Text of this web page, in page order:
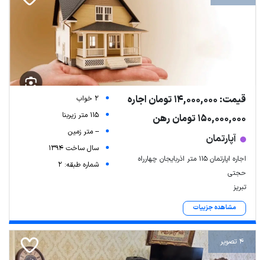
قیمت: 14,000,000 تومان اجاره
150,000,000 تومان رهن
آپارتمان
اجاره اپارتمان ۱۱۵ متر اذربایجان چهارراه
حجتی
تبریز
مشاهده جزییات
2 خواب
115 متر زیربنا
-- متر زمین
سال ساخت 1394
شماره طبقه: 2
4 تصویر